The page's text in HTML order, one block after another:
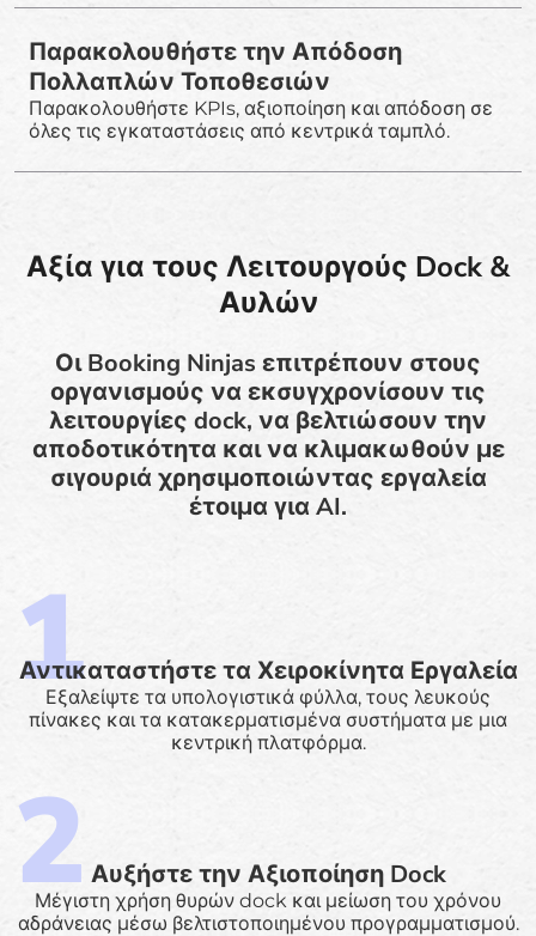
Παρακολουθήστε την Απόδοση
Πολλαπλών Τοποθεσιών
Παρακολουθήστε KPIs, αξιοποίηση και απόδοση σε
όλες τις εγκαταστάσεις από κεντρικά ταμπλό.
Αξία για τους Λειτουργούς Dock &
Αυλών
Οι Booking Ninjas επιτρέπουν στους
οργανισμούς να εκσυγχρονίσουν τις
λειτουργίες dock, να βελτιώσουν την
αποδοτικότητα και να κλιμακωθούν με
σιγουριά χρησιμοποιώντας εργαλεία
έτοιμα για AI.
Αντικαταστήστε τα Χειροκίνητα Εργαλεία
Εξαλείψτε τα υπολογιστικά φύλλα, τους λευκούς
πίνακες και τα κατακερματισμένα συστήματα με μια
κεντρική πλατφόρμα.
Αυξήστε την Αξιοποίηση Dock
Μέγιστη χρήση θυρών dock και μείωση του χρόνου
αδράνειας μέσω βελτιστοποιημένου προγραμματισμού.